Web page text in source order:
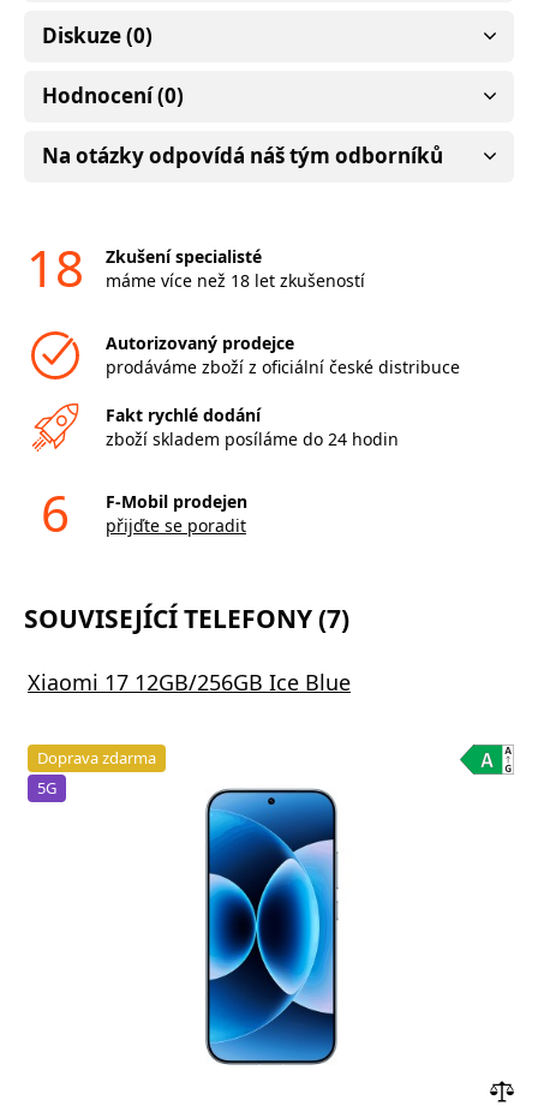
Diskuze (0)
Hodnocení (0)
Na otázky odpovídá náš tým odborníků
18
Zkušení specialisté
máme více než 18 let zkušeností
Autorizovaný prodejce
prodáváme zboží z oficiální české distribuce
Fakt rychlé dodání
zboží skladem posíláme do 24 hodin
6
F-Mobil prodejen
přijďte se poradit
SOUVISEJÍCÍ TELEFONY (7)
Xiaomi 17 12GB/256GB Ice Blue
Doprava zdarma
5G